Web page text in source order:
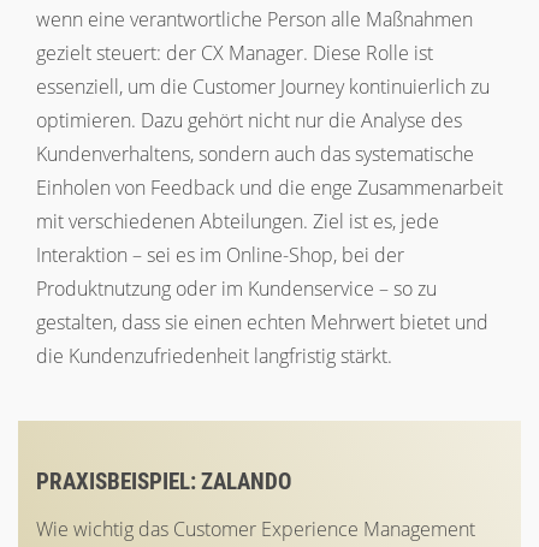
wenn eine verantwortliche Person alle Maßnahmen
gezielt steuert: der CX Manager. Diese Rolle ist
essenziell, um die Customer Journey kontinuierlich zu
optimieren. Dazu gehört nicht nur die Analyse des
Kundenverhaltens, sondern auch das systematische
Einholen von Feedback und die enge Zusammenarbeit
mit verschiedenen Abteilungen. Ziel ist es, jede
Interaktion – sei es im Online-Shop, bei der
Produktnutzung oder im Kundenservice – so zu
gestalten, dass sie einen echten Mehrwert bietet und
die Kundenzufriedenheit langfristig stärkt.
PRAXISBEISPIEL: ZALANDO
Wie wichtig das Customer Experience Management